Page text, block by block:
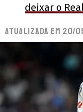
deixar o
Atualizada em 20/